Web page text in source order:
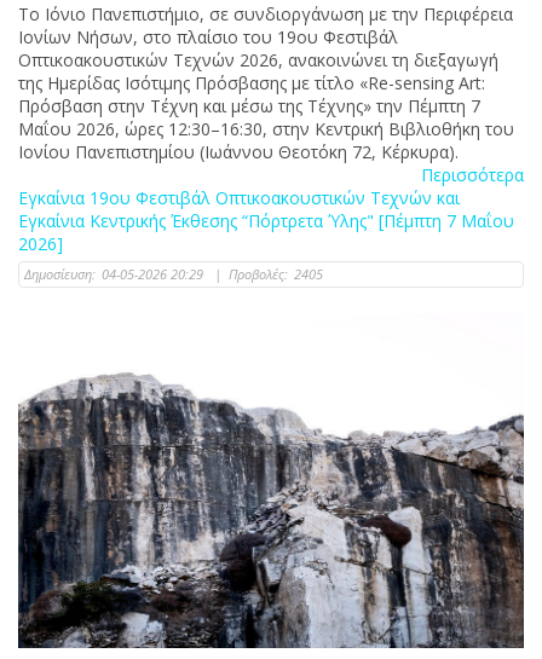
Το Ιόνιο Πανεπιστήμιο, σε συνδιοργάνωση με την Περιφέρεια
Ιονίων Νήσων, στο πλαίσιο του 19ου Φεστιβάλ
Οπτικοακουστικών Τεχνών 2026, ανακοινώνει τη διεξαγωγή
της Ημερίδας Ισότιμης Πρόσβασης με τίτλο «Re-sensing Art:
Πρόσβαση στην Τέχνη και μέσω της Τέχνης» την Πέμπτη 7
Μαΐου 2026, ώρες 12:30–16:30, στην Κεντρική Βιβλιοθήκη του
Ιονίου Πανεπιστημίου (Ιωάννου Θεοτόκη 72, Κέρκυρα).
Περισσότερα
Εγκαίνια 19ου Φεστιβάλ Οπτικοακουστικών Τεχνών και
Εγκαίνια Κεντρικής Έκθεσης “Πόρτρετα Ύλης" [Πέμπτη 7 Μαΐου
2026]
Δημοσίευση: 04-05-2026 20:29 | Προβολές: 2405